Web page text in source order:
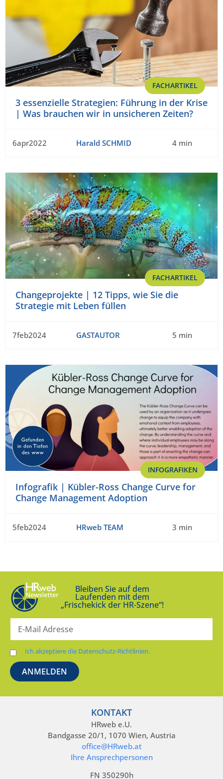
FACHARTIKEL
3 essenzielle Strategien: Führung in der Krise
| Was brauchen wir in unsicheren Zeiten?
6apr2022 Harald SCHMID 4 min
FACHARTIKEL
Changeprojekte | 12 Tipps, wie Sie die
Strategie mit Leben füllen
7feb2024 GASTAUTOR 5 min
INFOGRAFIKEN
Infografik | Kübler-Ross Change Curve for
Change Management Adoption
5feb2024 HRweb TEAM 3 min
Bleiben Sie auf dem
Laufenden mit dem
„Frischekick der HR-Szene“!
Ich akzeptiere die Datenschutz-Richtlinien.
KONTAKT
HRweb e.U.
Bandgasse 20/1, 1070 Wien, Austria
office@HRweb.at
Ihre Ansprechpersonen
FN 350290h